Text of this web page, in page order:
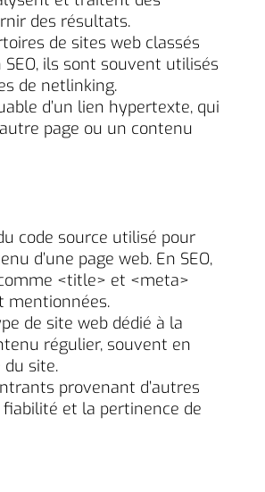
des résultats.
de sites web classés
SEO, ils sont souvent utilisés
de netlinking.
d’un lien hypertexte, qui
page ou un contenu
code source utilisé pour
d’une page web. En SEO,
<title> et <meta>
mentionnées.
de site web dédié à la
régulier, souvent en
du site.
provenant d’autres
et la pertinence de